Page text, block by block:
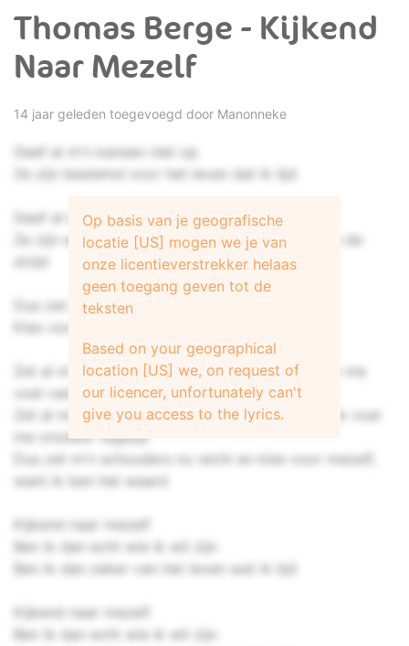
Thomas Berge - Kijkend
Naar Mezelf
14 jaar geleden toegevoegd door Manonneke
Geef al m'n kansen niet op
Ze zijn bestemd voor het leven dat ik lijd
Geef al m'n kansen niet op
Ze zijn er speciaal voor mij, om me te helpen in de
strijd
Dus zet m'n schouders nu recht en kijk vooruit
Kies voor mezelf
Zet al m'n zorgen opzij, ik laat je nu zien hoe ik me
voel vandaag
Zet al mn zorgen opzij, ze maken me bang en ik voel
me onzeker tegelijk
Dus zet m'n schouders nu recht en kies voor mezelf,
want ik ben het waard
Kijkend naar mezelf
Ben ik dan echt wie ik wil zijn
Ben ik dan zeker van het leven wat ik lijd
Kijkend naar mezelf
Ben ik dan echt wie ik wil zijn
Op basis van je geografische
locatie [US] mogen we je van
onze licentieverstrekker helaas
geen toegang geven tot de
teksten
Based on your geographical
location [US] we, on request of
our licencer, unfortunately can't
give you access to the lyrics.